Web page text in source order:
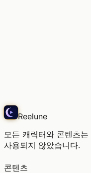
Reelune
모든 캐릭터와 콘텐츠
사용되지 않았습니다.
콘텐츠